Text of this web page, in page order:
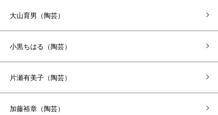
大山育男（陶芸）
小黒ちはる（陶芸）
片瀬有美子（陶芸）
加藤裕章（陶芸）